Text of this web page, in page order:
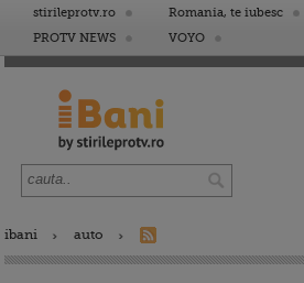
stirileprotv.ro Romania, te iubesc
PROTV NEWS
VOYO
ibani auto